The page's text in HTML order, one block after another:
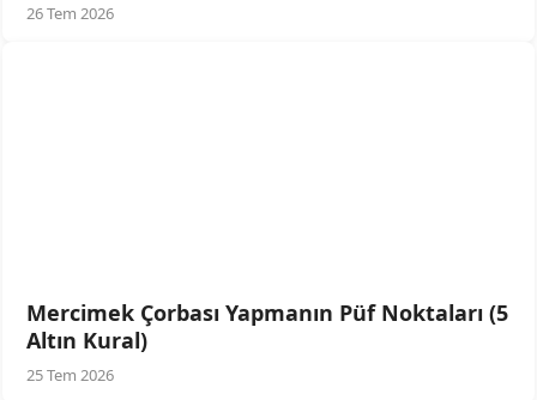
26 Tem 2026
Mercimek Çorbası Yapmanın Püf Noktaları (5
Altın Kural)
25 Tem 2026